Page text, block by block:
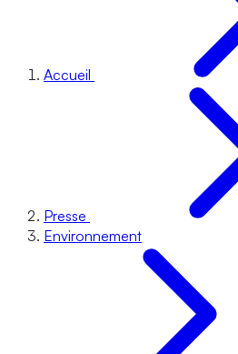
Accueil
Presse
Environnement